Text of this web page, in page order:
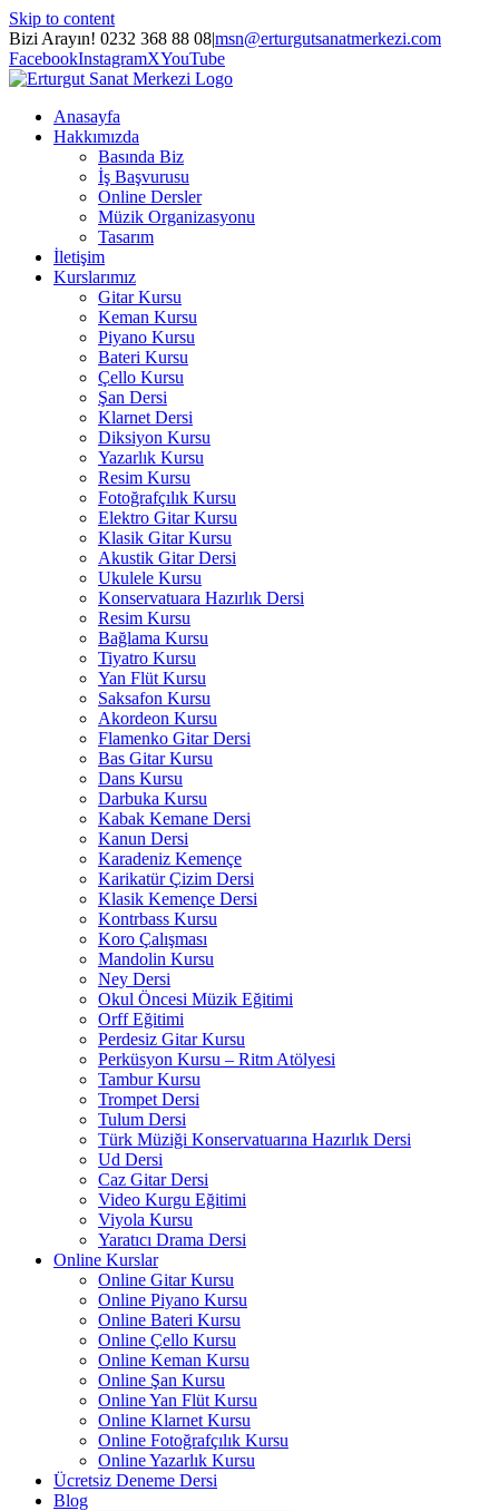
Skip to content
Bizi Arayın! 0232 368 88 08|msn@erturgutsanatmerkezi.com
FacebookInstagramXYouTube
Anasayfa
Hakkımızda
Basında Biz
İş Başvurusu
Online Dersler
Müzik Organizasyonu
Tasarım
İletişim
Kurslarımız
Gitar Kursu
Keman Kursu
Piyano Kursu
Bateri Kursu
Çello Kursu
Şan Dersi
Klarnet Dersi
Diksiyon Kursu
Yazarlık Kursu
Resim Kursu
Fotoğrafçılık Kursu
Elektro Gitar Kursu
Klasik Gitar Kursu
Akustik Gitar Dersi
Ukulele Kursu
Konservatuara Hazırlık Dersi
Resim Kursu
Bağlama Kursu
Tiyatro Kursu
Yan Flüt Kursu
Saksafon Kursu
Akordeon Kursu
Flamenko Gitar Dersi
Bas Gitar Kursu
Dans Kursu
Darbuka Kursu
Kabak Kemane Dersi
Kanun Dersi
Karadeniz Kemençe
Karikatür Çizim Dersi
Klasik Kemençe Dersi
Kontrbass Kursu
Koro Çalışması
Mandolin Kursu
Ney Dersi
Okul Öncesi Müzik Eğitimi
Orff Eğitimi
Perdesiz Gitar Kursu
Perküsyon Kursu – Ritm Atölyesi
Tambur Kursu
Trompet Dersi
Tulum Dersi
Türk Müziği Konservatuarına Hazırlık Dersi
Ud Dersi
Caz Gitar Dersi
Video Kurgu Eğitimi
Viyola Kursu
Yaratıcı Drama Dersi
Online Kurslar
Online Gitar Kursu
Online Piyano Kursu
Online Bateri Kursu
Online Çello Kursu
Online Keman Kursu
Online Şan Kursu
Online Yan Flüt Kursu
Online Klarnet Kursu
Online Fotoğrafçılık Kursu
Online Yazarlık Kursu
Ücretsiz Deneme Dersi
Blog